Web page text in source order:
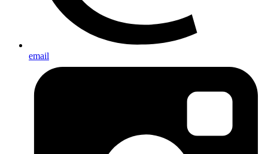
email